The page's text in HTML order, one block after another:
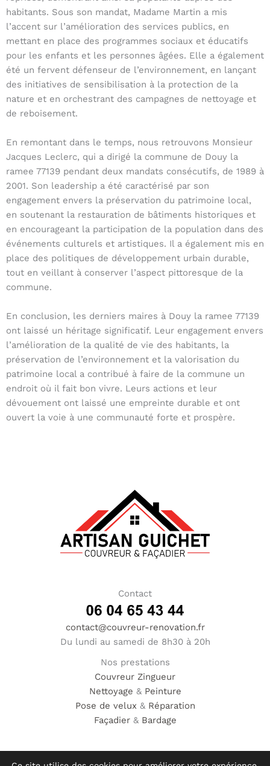
habitants. Sous son mandat, Madame Martin a mis
l’accent sur l’amélioration des services publics, en
mettant en place des programmes sociaux et éducatifs
pour les enfants et les personnes âgées. Elle a également
été un fervent défenseur de l’environnement, en lançant
des initiatives de sensibilisation à la protection de la
nature et en orchestrant des campagnes de nettoyage et
de reboisement.
En remontant dans le temps, nous retrouvons Monsieur
Jacques Leclerc, qui a dirigé la commune de Douy la
ramee 77139 pendant deux mandats consécutifs, de 1989 à
2001. Son leadership a été caractérisé par son
engagement envers la préservation du patrimoine local,
en soutenant la restauration de bâtiments historiques et
en encourageant la participation de la population dans des
événements culturels et artistiques. Il a également mis en
place des politiques de développement urbain durable,
tout en veillant à conserver l’aspect pittoresque de la
commune.
En conclusion, les derniers maires à Douy la ramee 77139
ont laissé un héritage significatif. Leur engagement envers
l’amélioration de la qualité de vie des habitants, la
préservation de l’environnement et la valorisation du
patrimoine local a contribué à faire de la commune un
endroit où il fait bon vivre. Leurs actions et leur
dévouement ont laissé une empreinte durable et ont
ouvert la voie à une communauté forte et prospère.
Contact
contact@couvreur-renovation.fr
Du lundi au samedi de 8h30 à 20h
Nos prestations
Couvreur Zingueur
Nettoyage & Peinture
Pose de velux& Réparation
Façadier& Bardage